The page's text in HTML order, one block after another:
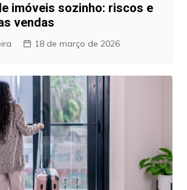
imóveis sozinho: riscos e
vendas
18 de março de 2026